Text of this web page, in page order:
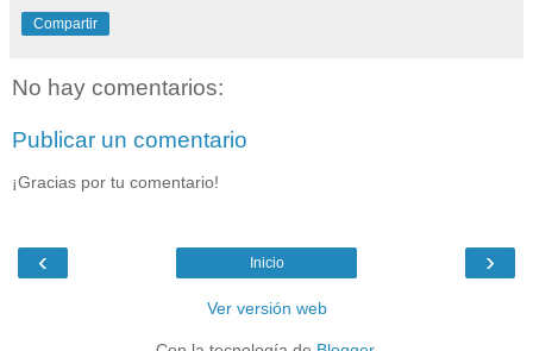
Compartir
No hay comentarios:
Publicar un comentario
¡Gracias por tu comentario!
‹ ›
Inicio
Ver versión web